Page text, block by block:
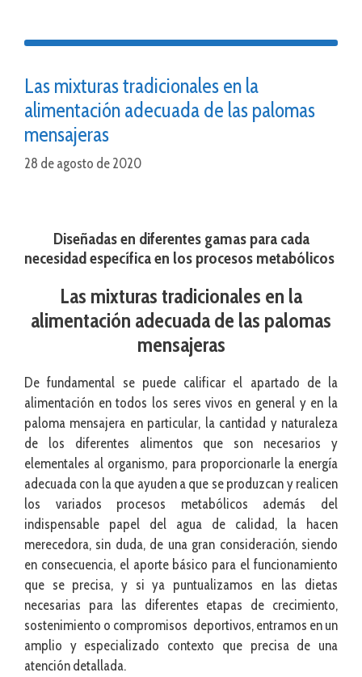
Las mixturas tradicionales en la
alimentación adecuada de las palomas
mensajeras
28 de agosto de 2020
Diseñadas en diferentes gamas para cada
necesidad específica en los procesos metabólicos
Las mixturas tradicionales en la
alimentación adecuada de las palomas
mensajeras
De fundamental se puede calificar el apartado de la
alimentación en todos los seres vivos en general y en la
paloma mensajera en particular, la cantidad y naturaleza
de los diferentes alimentos que son necesarios y
elementales al organismo, para proporcionarle la energía
adecuada con la que ayuden a que se produzcan y realicen
los variados procesos metabólicos además del
indispensable papel del agua de calidad, la hacen
merecedora, sin duda, de una gran consideración, siendo
en consecuencia, el aporte básico para el funcionamiento
que se precisa, y si ya puntualizamos en las dietas
necesarias para las diferentes etapas de crecimiento,
sostenimiento o compromisos deportivos, entramos en un
amplio y especializado contexto que precisa de una
atención detallada.